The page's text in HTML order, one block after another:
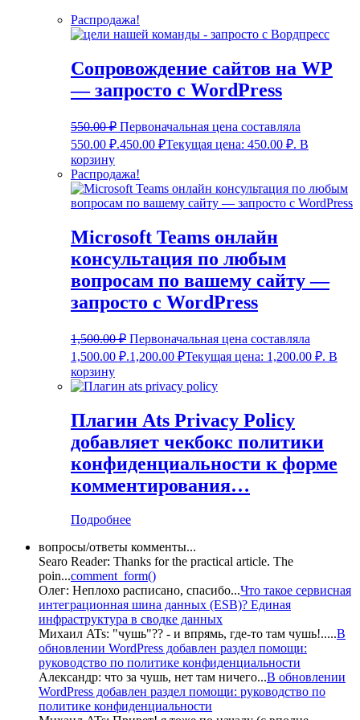
Распродажа!
Сопровождение сайтов на WP
— запросто с WordPress
550.00₽ Первоначальная цена составляла
550.00 ₽.450.00 ₽Текущая цена: 450.00 ₽. В
корзину
Распродажа!
Microsoft Teams онлайн
консультация по любым
вопросам по вашему сайту —
запросто с WordPress
1,500.00₽ Первоначальная цена составляла
1,500.00 ₽.1,200.00 ₽Текущая цена: 1,200.00 ₽. В
корзину
Плагин Ats Privacy Policy
добавляет чекбокс политики
конфиденциальности к форме
комментирования…
Подробнее
вопросы/ответы комменты...
Searo Reader: Thanks for the practical article. The
poin...comment_form()
Олег: Неплохо расписано, спасибо...Что такое сервисная
интеграционная шина данных (ESB)? Единая
инфраструктура в сводке данных
Михаил ATs: "чушь"?? - и впрямь, где-то там чушь!.....В
обновлении WordPress добавлен раздел помощи:
руководство по политике конфиденциальности
Александр: что за чушь, нет там ничего...В обновлении
WordPress добавлен раздел помощи: руководство по
политике конфиденциальности